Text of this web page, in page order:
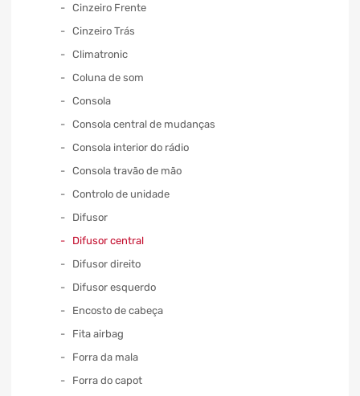
Cinzeiro Frente
Cinzeiro Trás
Climatronic
Coluna de som
Consola
Consola central de mudanças
Consola interior do rádio
Consola travão de mão
Controlo de unidade
Difusor
Difusor central
Difusor direito
Difusor esquerdo
Encosto de cabeça
Fita airbag
Forra da mala
Forra do capot